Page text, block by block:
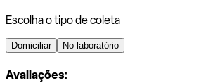
Escolha o tipo de coleta
Domiciliar No laboratório
Avaliações: